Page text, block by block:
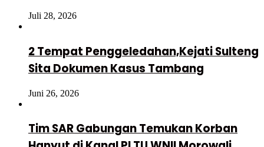
Juli 28, 2026
2 Tempat Penggeledahan,Kejati Sulteng
Sita Dokumen Kasus Tambang
Juni 26, 2026
Tim SAR Gabungan Temukan Korban